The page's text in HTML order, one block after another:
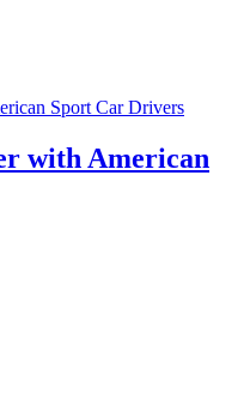
with American